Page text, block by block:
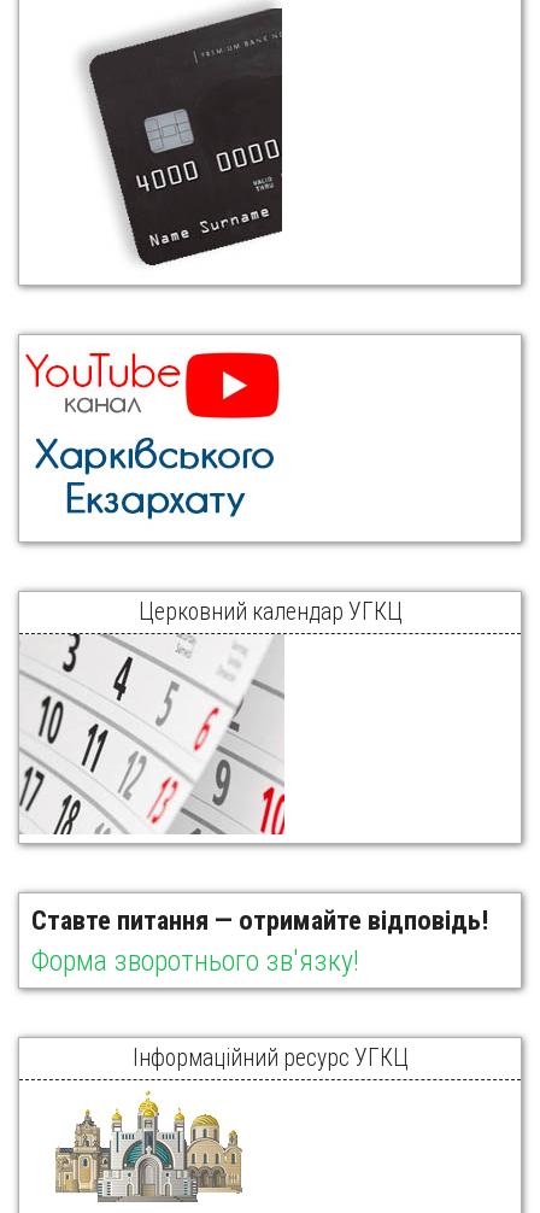
Церковний календар УГКЦ
Ставте питання — отримайте відповідь!
Форма зворотнього зв'язку!
Інформаційний ресурс УГКЦ